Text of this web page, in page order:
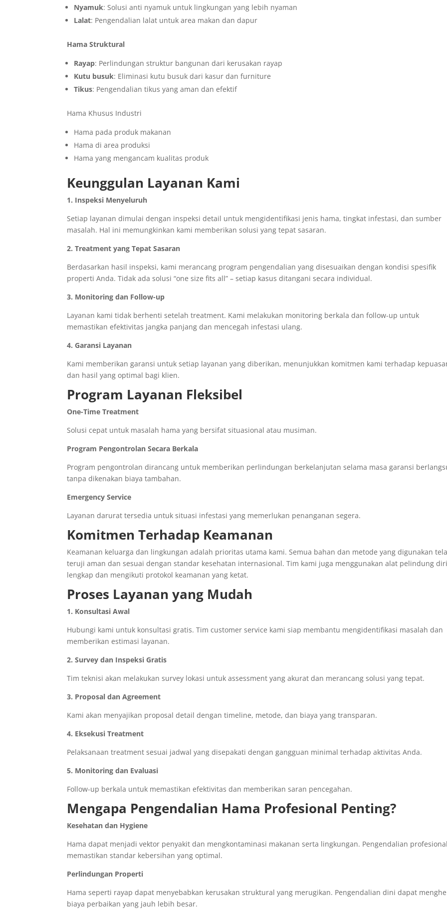
Nyamuk: Solusi anti nyamuk untuk lingkungan yang lebih nyaman
Lalat: Pengendalian lalat untuk area makan dan dapur
Hama Struktural
Rayap: Perlindungan struktur bangunan dari kerusakan rayap
Kutu busuk: Eliminasi kutu busuk dari kasur dan furniture
Tikus: Pengendalian tikus yang aman dan efektif
Hama Khusus Industri
Hama pada produk makanan
Hama di area produksi
Hama yang mengancam kualitas produk
Keunggulan Layanan Kami
1. Inspeksi Menyeluruh
Setiap layanan dimulai dengan inspeksi detail untuk mengidentifikasi jenis hama, tingkat infestasi, dan sumber
masalah. Hal ini memungkinkan kami memberikan solusi yang tepat sasaran.
2. Treatment yang Tepat Sasaran
Berdasarkan hasil inspeksi, kami merancang program pengendalian yang disesuaikan dengan kondisi spesifik
properti Anda. Tidak ada solusi “one size fits all” – setiap kasus ditangani secara individual.
3. Monitoring dan Follow-up
Layanan kami tidak berhenti setelah treatment. Kami melakukan monitoring berkala dan follow-up untuk
memastikan efektivitas jangka panjang dan mencegah infestasi ulang.
4. Garansi Layanan
Kami memberikan garansi untuk setiap layanan yang diberikan, menunjukkan komitmen kami terhadap
dan hasil yang optimal bagi klien.
Program Layanan Fleksibel
One-Time Treatment
Solusi cepat untuk masalah hama yang bersifat situasional atau musiman.
Program Pengontrolan Secara Berkala
Program pengontrolan dirancang untuk memberikan perlindungan berkelanjutan selama masa garansi
tanpa dikenakan biaya tambahan.
Emergency Service
Layanan darurat tersedia untuk situasi infestasi yang memerlukan penanganan segera.
Komitmen Terhadap Keamanan
Keamanan keluarga dan lingkungan adalah prioritas utama kami. Semua bahan dan metode yang digunakan
teruji aman dan sesuai dengan standar kesehatan internasional. Tim kami juga menggunakan alat pelindung
lengkap dan mengikuti protokol keamanan yang ketat.
Proses Layanan yang Mudah
1. Konsultasi Awal
Hubungi kami untuk konsultasi gratis. Tim customer service kami siap membantu mengidentifikasi masalah dan
memberikan estimasi layanan.
2. Survey dan Inspeksi Gratis
Tim teknisi akan melakukan survey lokasi untuk assessment yang akurat dan merancang solusi yang tepat.
3. Proposal dan Agreement
Kami akan menyajikan proposal detail dengan timeline, metode, dan biaya yang transparan.
4. Eksekusi Treatment
Pelaksanaan treatment sesuai jadwal yang disepakati dengan gangguan minimal terhadap aktivitas Anda.
5. Monitoring dan Evaluasi
Follow-up berkala untuk memastikan efektivitas dan memberikan saran pencegahan.
Mengapa Pengendalian Hama Profesional Penting?
Kesehatan dan Hygiene
Hama dapat menjadi vektor penyakit dan mengkontaminasi makanan serta lingkungan. Pengendalian
memastikan standar kebersihan yang optimal.
Perlindungan Properti
Hama seperti rayap dapat menyebabkan kerusakan struktural yang merugikan. Pengendalian dini dapat
biaya perbaikan yang jauh lebih besar.